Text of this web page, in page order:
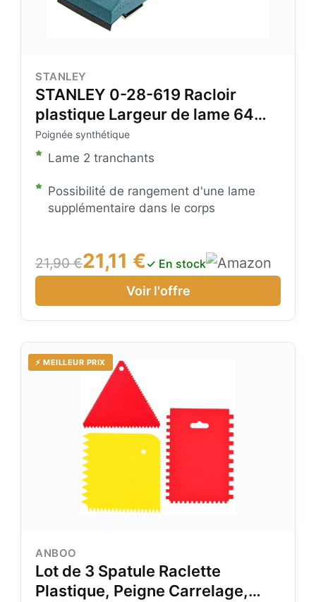
STANLEY
STANLEY 0-28-619 Racloir
plastique Largeur de lame 64
mm
Poignée synthétique
Lame 2 tranchants
Possibilité de rangement d'une lame
supplémentaire dans le corps
21,90 €21,11 €✓ En stock
Voir l'offre
⚡ MEILLEUR PRIX
ANBOO
Lot de 3 Spatule Raclette
Plastique, Peigne Carrelage,